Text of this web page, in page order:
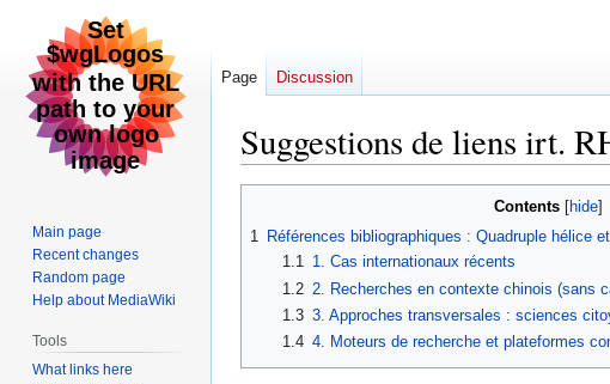
Suggestions de liens irt.
Contents
1 Références bibliographiques : Quadruple hélice
1.1 1. Cas internationaux récents
1.2 2. Recherches en contexte chinois (sans
1.3 3. Approches transversales : sciences
1.4 4. Moteurs de recherche et plateformes
Page Discussion
Main page
Recent changes
Random page
Help about MediaWiki
Tools
What links here